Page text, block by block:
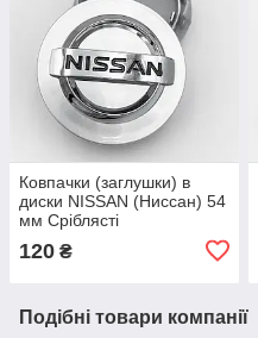
Ковпачки (заглушки) в
диски NISSAN (Ниссан) 54
мм Сріблясті
120 ₴
Подібні товари компанії